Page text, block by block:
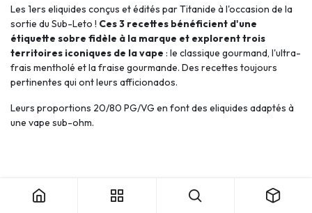
Les 1ers eliquides conçus et édités par Titanide à l'occasion de la
sortie du Sub-Leto ! Ces 3 recettes bénéficient d'une
étiquette sobre fidèle à la marque et explorent trois
territoires iconiques de la vape : le classique gourmand, l'ultra-
frais mentholé et la fraise gourmande. Des recettes toujours
pertinentes qui ont leurs afficionados.
Leurs proportions 20/80 PG/VG en font des eliquides adaptés à
une vape sub-ohm.